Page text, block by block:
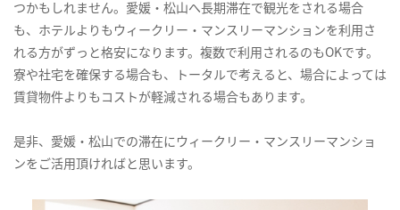
つかもしれません。愛媛・松山へ長期滞在で観光をされる場合
も、ホテルよりもウィークリー・マンスリーマンションを利用さ
れる方がずっと格安になります。複数で利用されるのもOKです。
寮や社宅を確保する場合も、トータルで考えると、場合によっては
賃貸物件よりもコストが軽減される場合もあります。
是非、愛媛・松山での滞在にウィークリー・マンスリーマンショ
ンをご活用頂ければと思います。